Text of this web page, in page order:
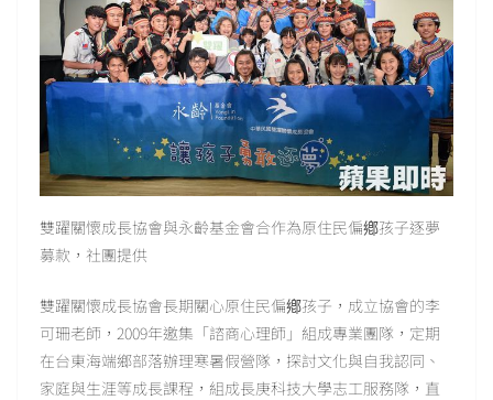
雙躍關懷成長協會與永齡基金會合作為原住民偏鄕孩子逐夢
募款，社團提供
雙躍關懷成長協會長期關心原住民偏鄕孩子，成立協會的李
可珊老師，2009年邀集「諮商心理師」組成專業團隊，定期
在台東海端鄉部落辦理寒暑假營隊，探討文化與自我認同、
家庭與生涯等成長課程，組成長庚科技大學志工服務隊，直